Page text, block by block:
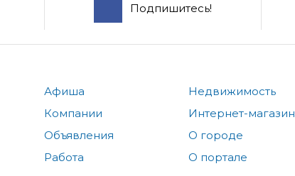
Подпишитесь!
Афиша
Компании
Объявления
Работа
Недвижимость
Интернет-магазин
О городе
О портале